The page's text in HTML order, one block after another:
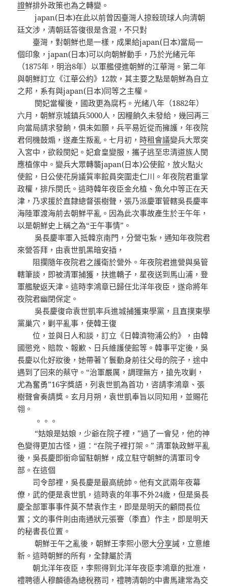
證鮮排外政策也為之轉變。
japan(日本)在此以前曾因臺灣人掠殺琉球人向清朝
廷文涉，清朝廷答復很是含混，不只對
臺灣，對朝鮮也是一樣，成果給japan(日本)當局一
個印象，japan(日本)可以向朝鮮動手，乃於光緒元年
（1875年，明治8年）以軍艦侵進朝鮮的江華灣。第二年
與朝鮮訂立《江華公約》12款，其主要之點是朝鮮為自立
之邦，系有與japan(日本)同等之主權。
閔妃當權後，國政更為腐朽。光緒八年（1882年）
六月，朝鮮京城鎮兵5000人，因糧餉久未發給，幾回再三
向當局請求發餉，俱未如願，兵平易近從而擁護，年夜院
君伺機鼓煽，遂產生叛亂。七月初， 時租會議變兵大眾突
入宮中，欲殺閔妃。妃倉皇變服，攜子逃至忠清道族人閔
應植傢中。變兵大眾轉襲japan(日本)公使館，放火點火
使館，日公使花房議質率館員突圍走仁川。年夜院君重掌
政權，排斥閔氏。這時韓年夜臣金允植、魚允中等正在天
津，乃求援於直隸總督張樹聲，張乃派慶軍管轄吳長慶率
海陸軍渡海前去朝鮮平亂。因為此次事故產生於壬午年，
以是朝鮮史上稱之為“壬午事情”。
吳長慶率軍入抵韓京南門，分營屯紮，通知年夜院君
來營答拜，由袁世凱黑暗安插，
阻攔隨年夜院君之護衛於營外。年夜院君進營與吳管
轄筆談，即被清軍捕獲，扶進轎子，星夜送到馬山浦，登
軍艦駛返天津。這時李鴻章已歸任北洋年夜臣，遂命將年
夜院君幽閉保定。
吳長慶復命袁世凱率兵進城捕獲東學黨，且直撲東學
黨巢穴，剿平亂事，使韓王復
位，並與日人和談，訂立《日韓濟物浦公約》，由韓
國懲兇、賠款、報歉、日兵維護使館等。韓事平定後，吳
長慶以化好妝後，她帶著丫鬟動身前往父母的院子，途中
遇到了回來的蔡守。“治軍嚴厲，調理無方，搶先攻剿，
尤為奮勇”16字獎語，列袁世凱為首功，咨請李鴻章、張
樹聲會奏請獎。玄月月朔，袁世凱奉旨以同知用，並賜花
翎。
。。。
“姑娘是姑娘，少爺在院子裡，”過了一會兒，他的神
色變得更加古怪，道：“在院子裡打架。” 清軍執政鮮平亂
後，吳長慶即銜命留駐朝鮮，成立駐守朝鮮的清軍司令
部。在這個
司令部裡，吳長慶是最高統帥。他有文武兩年夜幕
僚，武的便是袁世凱，這時袁的年事不外24歲，但是吳長
慶全部軍事事件莫不禁袁作主，即是是明天的顧問長位
置；文的事件則由南通狀元張謇（季直）作主，即是明天
的秘書長位置。
朝鮮壬午之亂後，朝鮮王李熙小懲大分享誡，立意維
新。這時朝鮮的所有，全隸屬於清
朝北洋年夜臣，李熙得到北洋年夜臣李鴻章的批准，
禮聘德人穆麟德為總稅務司，禮聘清朝的中書馬建常為交